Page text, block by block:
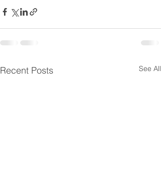
Recent Posts See All